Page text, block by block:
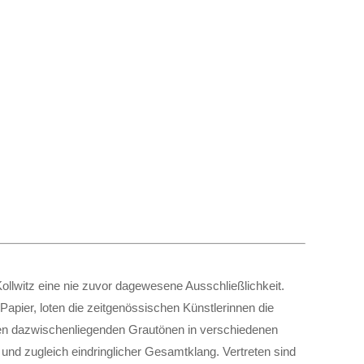
eine nie zuvor dagewesene Ausschließlichkeit.
loten die zeitgenössischen Künstlerinnen die
dazwischenliegenden Grautönen in verschiedenen
zugleich eindringlicher Gesamtklang. Vertreten sind